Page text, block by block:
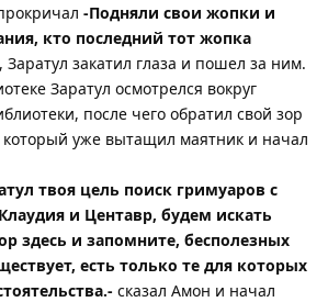
-Подняли свои жопки и
кто последний тот жопка
закатил глаза и пошел за ним.
Заратул осмотрелся вокруг
после чего обратил свой зор
который уже вытащил маятник и начал
твоя цель поиск гримуаров с
и Центавр, будем искать
здесь и запомните, бесполезных
есть только те для которых
сказал Амон и начал